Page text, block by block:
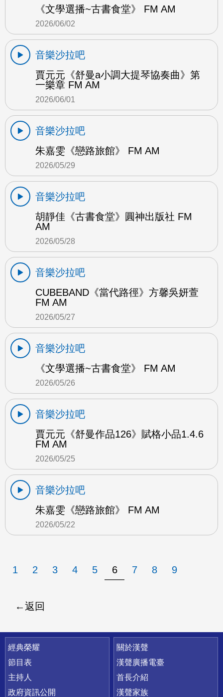
《文學選播~古書食堂》 FM AM
2026/06/02
音樂沙拉吧
賈元元《舒曼a小調大提琴協奏曲》第
一樂章 FM AM
2026/06/01
音樂沙拉吧
朱嘉雯《戀路旅館》 FM AM
2026/05/29
音樂沙拉吧
胡靜佳《古書食堂》圓神出版社 FM
AM
2026/05/28
音樂沙拉吧
CUBEBAND《當代路徑》方馨吳妍萱
FM AM
2026/05/27
音樂沙拉吧
《文學選播~古書食堂》 FM AM
2026/05/26
音樂沙拉吧
賈元元《舒曼作品126》賦格小品1.4.6
FM AM
2026/05/25
音樂沙拉吧
朱嘉雯《戀路旅館》 FM AM
2026/05/22
1 2 3 4 5 6 7 8 9
返回
快速連結
經典榮耀
節目表
主持人
政府資訊公開
關於漢聲
漢聲廣播電臺
首長介紹
漢聲家族